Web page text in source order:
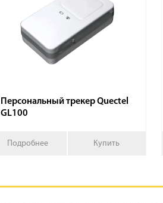
Персональный трекер Quectel
GL100
Подробнее Купить